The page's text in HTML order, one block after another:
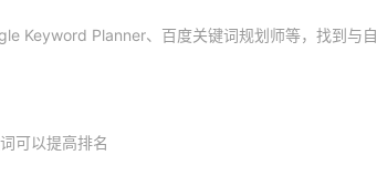
Keyword Planner、百度关键词规划师等，找到与自
可以提高排名